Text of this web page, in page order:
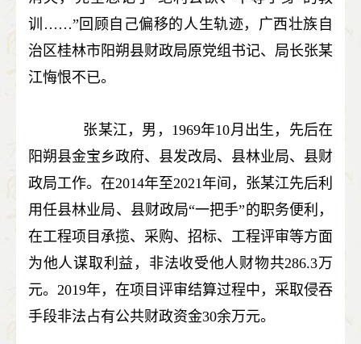
训……”回顾自己偏移的人生轨迹，广西壮族自
治区桂林市阳朔县财政局原党组书记、局长张某
江悔恨不已。
张某江，男，1969年10月出生，先后在
阳朔县金宝乡政府、县发改局、县林业局、县财
政局工作。在2014年至2021年间，张某江先后利
用任县林业局、县财政局“一把手”的职务便利，
在工程项目承揽、采购、招标、工程评审等方面
为他人谋取利益，非法收受他人财物共286.3万
元。2019年，在项目评审结算过程中，采取侵吞
手段非法占有公共财政资金30余万元。